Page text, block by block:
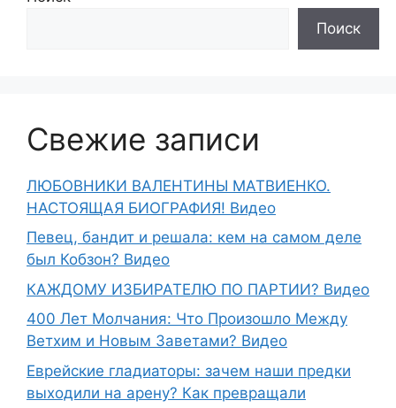
Поиск
Свежие записи
ЛЮБОВНИКИ ВАЛЕНТИНЫ МАТВИЕНКО.
НАСТОЯЩАЯ БИОГРАФИЯ! Видео
Певец, бандит и решала: кем на самом деле
был Кобзон? Видео
КАЖДОМУ ИЗБИРАТЕЛЮ ПО ПАРТИИ? Видео
400 Лет Молчания: Что Произошло Между
Ветхим и Новым Заветами? Видео
Еврейские гладиаторы: зачем наши предки
выходили на арену? Как превращали